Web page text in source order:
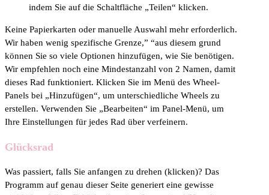
indem Sie auf die Schaltfläche „Teilen“ klicken.
Keine Papierkarten oder manuelle Auswahl mehr erforderlich.
Wir haben wenig spezifische Grenze,” “aus diesem grund
können Sie so viele Optionen hinzufügen, wie Sie benötigen.
Wir empfehlen noch eine Mindestanzahl von 2 Namen, damit
dieses Rad funktioniert. Klicken Sie im Menü des Wheel-
Panels bei „Hinzufügen“, um unterschiedliche Wheels zu
erstellen. Verwenden Sie „Bearbeiten“ im Panel-Menü, um
Ihre Einstellungen für jedes Rad über verfeinern.
Glücksrad
Was passiert, falls Sie anfangen zu drehen (klicken)? Das
Programm auf genau dieser Seite generiert eine gewisse